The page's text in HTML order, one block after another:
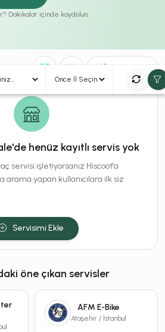
Dakikalar içinde kaydolun.
henüz kayıtlı servis yok
servisi işletiyorsanız Hiscoot'a
yapan kullanıcılara ilk siz
Servisimi Ekle
öne çıkan servisler
AFM E-Bike
Ataşehir / İstanbul